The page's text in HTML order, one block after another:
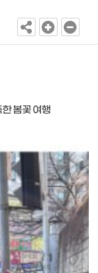
봄꽃 여행